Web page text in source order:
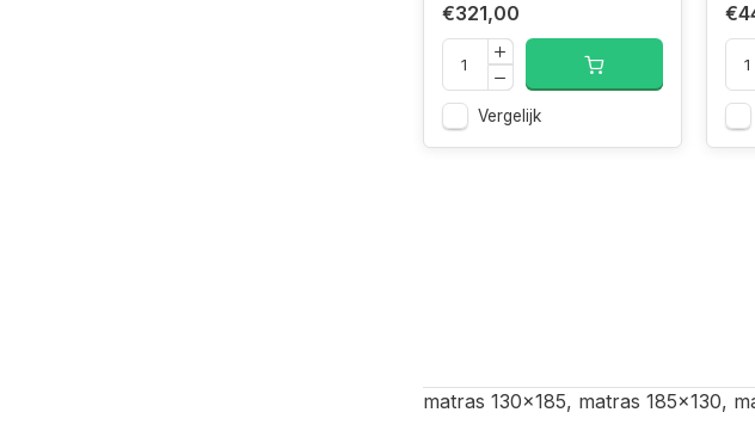
€321,00
Vergelijk
matras 130x185, matras 185x130,